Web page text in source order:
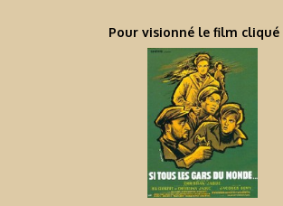
Pour visionné le film cliqué